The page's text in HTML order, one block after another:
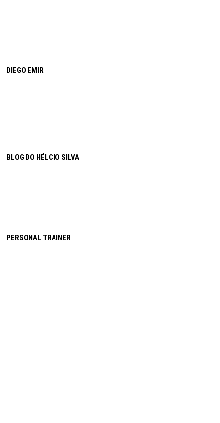
DIEGO EMIR
BLOG DO HÉLCIO SILVA
PERSONAL TRAINER